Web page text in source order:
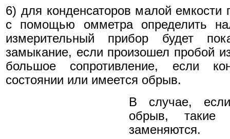
6) для конденсаторов малой емкости
с помощью омметра определить
измерительный прибор будет
замыкание, если произошел пробой
большое сопротивление, если
состоянии или имеется обрыв.
В случае,
обрыв, такие
заменяются.